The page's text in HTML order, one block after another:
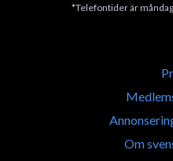
*Telefontider är
Om